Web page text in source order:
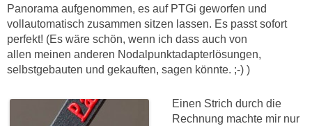
Panorama aufgenommen, es auf PTGi geworfen und
vollautomatisch zusammen sitzen lassen. Es passt sofort
perfekt! (Es wäre schön, wenn ich dass auch von
allen meinen anderen Nodalpunktadapterlösungen,
selbstgebauten und gekauften, sagen könnte. ;-) )
Einen Strich durch die
Rechnung machte mir nur